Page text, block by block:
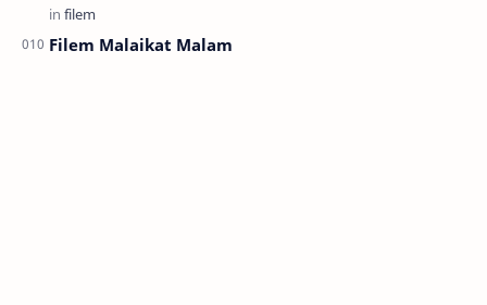
Filem Malaikat Malam